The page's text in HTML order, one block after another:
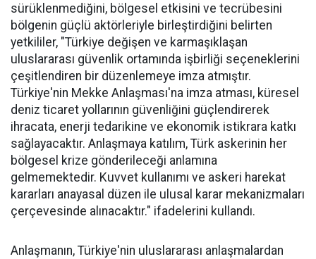
sürüklenmediğini, bölgesel etkisini ve tecrübesini
bölgenin güçlü aktörleriyle birleştirdiğini belirten
yetkililer, "Türkiye değişen ve karmaşıklaşan
uluslararası güvenlik ortamında işbirliği seçeneklerini
çeşitlendiren bir düzenlemeye imza atmıştır.
Türkiye'nin Mekke Anlaşması'na imza atması, küresel
deniz ticaret yollarının güvenliğini güçlendirerek
ihracata, enerji tedarikine ve ekonomik istikrara katkı
sağlayacaktır. Anlaşmaya katılım, Türk askerinin her
bölgesel krize gönderileceği anlamına
gelmemektedir. Kuvvet kullanımı ve askeri harekat
kararları anayasal düzen ile ulusal karar mekanizmaları
çerçevesinde alınacaktır." ifadelerini kullandı.
Anlaşmanın, Türkiye'nin uluslararası anlaşmalardan